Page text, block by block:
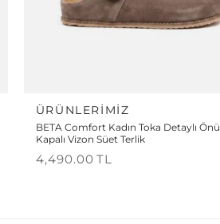
ÜRÜNLERIMIZ
BETA Comfort Kadın Toka Detaylı Önü
Kapalı Vizon Süet Terlik
4,490.00 TL